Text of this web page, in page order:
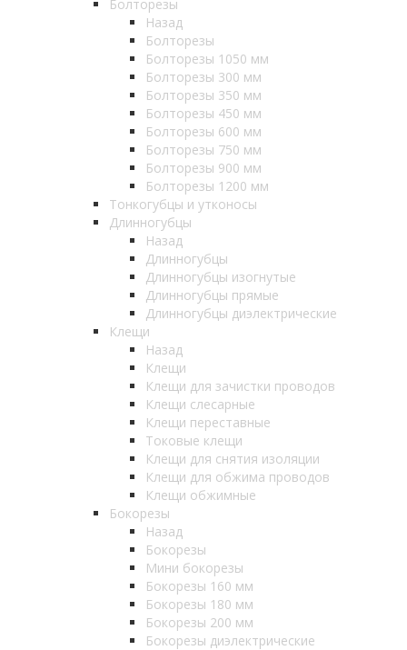
Болторезы
Назад
Болторезы
Болторезы 1050 мм
Болторезы 300 мм
Болторезы 350 мм
Болторезы 450 мм
Болторезы 600 мм
Болторезы 750 мм
Болторезы 900 мм
Болторезы 1200 мм
Тонкогубцы и утконосы
Длинногубцы
Назад
Длинногубцы
Длинногубцы изогнутые
Длинногубцы прямые
Длинногубцы диэлектрические
Клещи
Назад
Клещи
Клещи для зачистки проводов
Клещи слесарные
Клещи переставные
Токовые клещи
Клещи для снятия изоляции
Клещи для обжима проводов
Клещи обжимные
Бокорезы
Назад
Бокорезы
Мини бокорезы
Бокорезы 160 мм
Бокорезы 180 мм
Бокорезы 200 мм
Бокорезы диэлектрические